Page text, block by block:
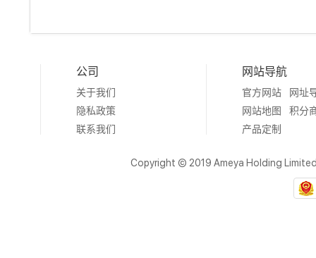
公司
关于我们
隐私政策
联系我们
网站导航
官方网站
网址
网站地图
积分
产品定制
Copyright © 2019 Ameya Holding